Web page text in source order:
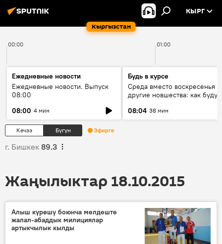
Кыргызстан
КЫРГ
00:00 01:00
Ежедневные новости
Ежедневные новости. Выпуск
08:00
08:00 4 мин
Будь в курсе
Среда вместо воскресенья и
другие новшества: как будут
08:04 38 мин
Кечээ Бүгүн Эфирге
г. Бишкек 89.3
Жаңылыктар 18.10.2015
Алыш күрөшү боюнча мелдеште
жалал-абаддык милициялар
артыкчылык кылды